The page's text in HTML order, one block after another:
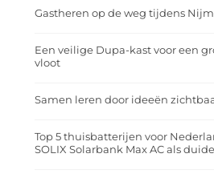
Gastheren op de weg tijdens
Een veilige Dupa-kast voor een
vloot
Samen leren door ideeën
Top 5 thuisbatterijen voor
SOLIX Solarbank Max AC als